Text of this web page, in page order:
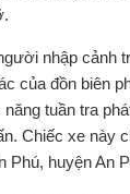
nhập cảnh
của đồn biên
tuần tra
Chiếc xe này
Phú, huyện An